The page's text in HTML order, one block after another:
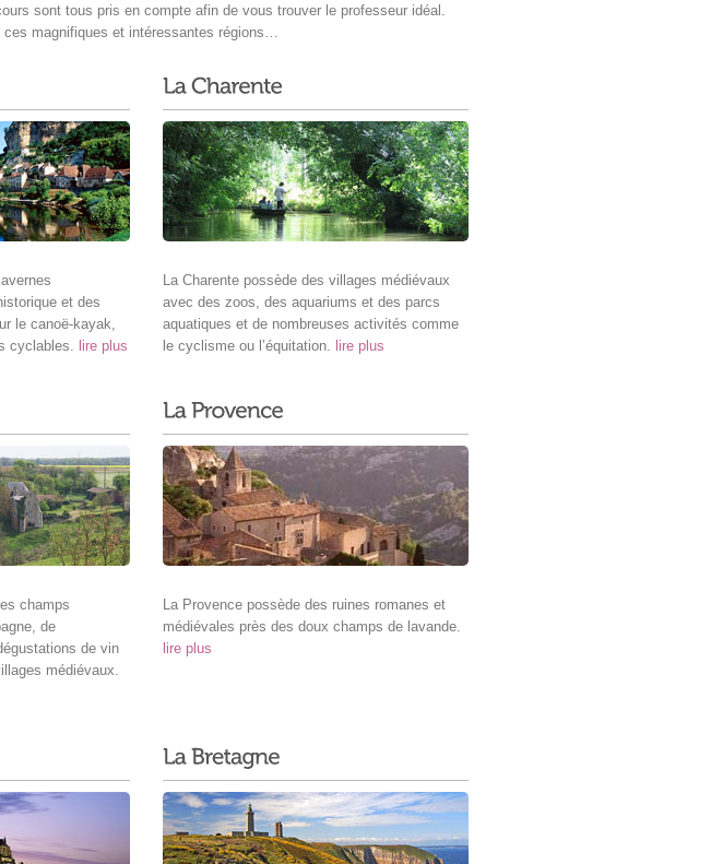
sont tous pris en compte afin de vous trouver le professeur idéal.
ces magnifiques et intéressantes régions…
et des
le canoë-kayak,
cyclables.
lire plus
La Charente possède des villages médiévaux
avec des zoos, des aquariums et des parcs
aquatiques et de nombreuses activités comme
le cyclisme ou l’équitation. lire plus
champs
de
de vin
médiévaux.
La Provence possède des ruines romanes et
médiévales près des doux champs de lavande.
lire plus